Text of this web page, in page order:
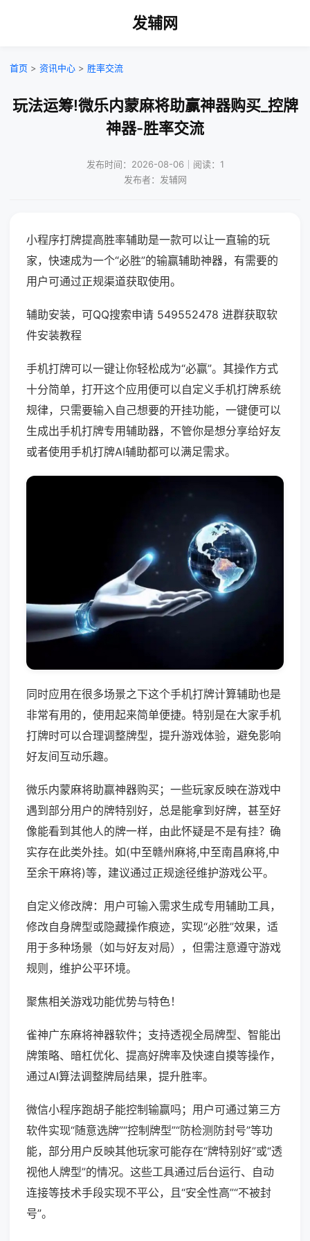
发辅网
首页 > 资讯中心 > 胜率交流
玩法运筹!微乐内蒙麻将助赢神器购买_控牌
神器-胜率交流
发布时间：2026-08-06｜阅读：1
发布者：发辅网
小程序打牌提高胜率辅助是一款可以让一直输的玩
家，快速成为一个“必胜”的输赢辅助神器，有需要的
用户可通过正规渠道获取使用。
辅助安装，可QQ搜索申请 549552478 进群获取软
件安装教程
手机打牌可以一键让你轻松成为“必赢”。其操作方式
十分简单，打开这个应用便可以自定义手机打牌系统
规律，只需要输入自己想要的开挂功能，一键便可以
生成出手机打牌专用辅助器，不管你是想分享给好友
或者使用手机打牌AI辅助都可以满足需求。
同时应用在很多场景之下这个手机打牌计算辅助也是
非常有用的，使用起来简单便捷。特别是在大家手机
打牌时可以合理调整牌型，提升游戏体验，避免影响
好友间互动乐趣。
微乐内蒙麻将助赢神器购买；一些玩家反映在游戏中
遇到部分用户的牌特别好，总是能拿到好牌，甚至好
像能看到其他人的牌一样，由此怀疑是不是有挂？确
实存在此类外挂。如(中至赣州麻将,中至南昌麻将,中
至余干麻将)等，建议通过正规途径维护游戏公平。
自定义修改牌：用户可输入需求生成专用辅助工具，
修改自身牌型或隐藏操作痕迹，实现“必胜”效果，适
用于多种场景（如与好友对局），但需注意遵守游戏
规则，维护公平环境。
聚焦相关游戏功能优势与特色！
雀神广东麻将神器软件；支持透视全局牌型、智能出
牌策略、暗杠优化、提高好牌率及快速自摸等操作，
通过AI算法调整牌局结果，提升胜率。
微信小程序跑胡子能控制输赢吗；用户可通过第三方
软件实现“随意选牌”“控制牌型”“防检测防封号”等功
能，部分用户反映其他玩家可能存在“牌特别好”或“透
视他人牌型”的情况。这些工具通过后台运行、自动
连接等技术手段实现不平公，且“安全性高”“不被封
号”。